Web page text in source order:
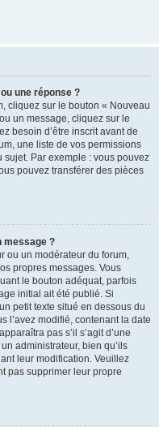
une réponse ?
cliquez sur le bouton « Nouveau
un message, cliquez sur le
besoin d’être inscrit avant de
une liste de vos permissions
sujet. Par exemple : vous pouvez
pouvez transférer des pièces
message ?
ou un modérateur du forum,
propres messages. Vous
le bouton adéquat, parfois
initial ait été publié. Si
petit texte situé en dessous du
l’avez modifié, contenant la date
pas s’il s’agit d’une
administrateur, bien qu’ils
leur modification. Veuillez
pas supprimer leur propre